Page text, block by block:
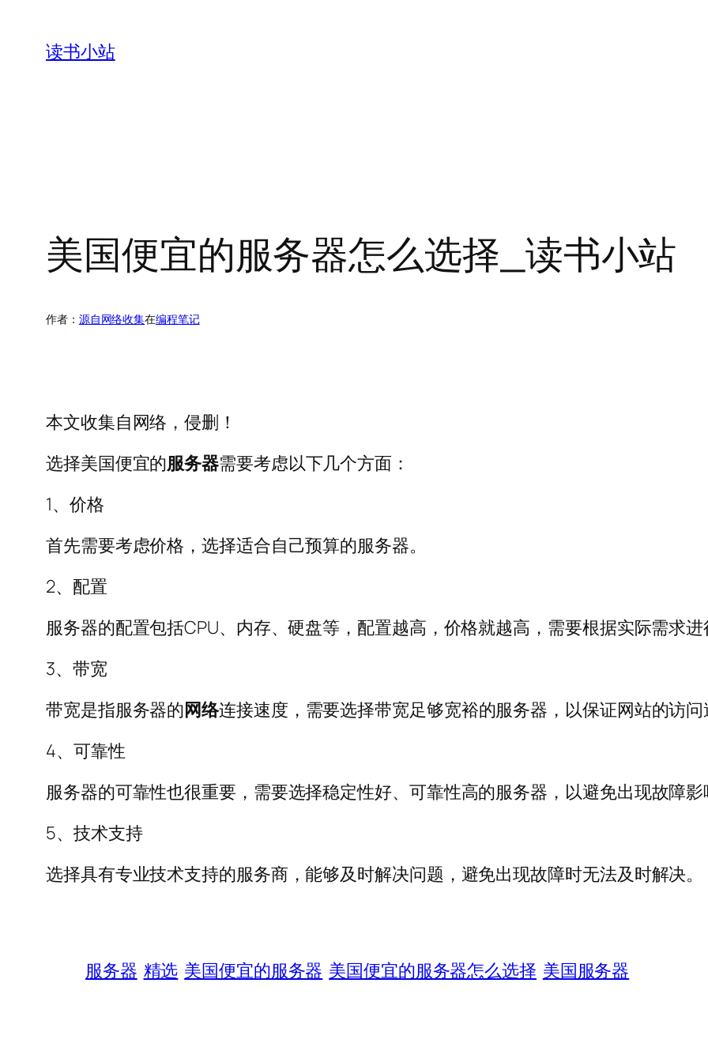
读书小站
美国便宜的服务器怎么选择_读书小站
作者： 源自网络收集在编程笔记
本文收集自网络，侵删！
选择美国便宜的服务器需要考虑以下几个方面：
1、价格
首先需要考虑价格，选择适合自己预算的服务器。
2、配置
服务器的配置包括CPU、内存、硬盘等，配置越高，价格就越高，需要根据实际需求
3、带宽
带宽是指服务器的网络连接速度，需要选择带宽足够宽裕的服务器，以保证网站的访
4、可靠性
服务器的可靠性也很重要，需要选择稳定性好、可靠性高的服务器，以避免出现故障
5、技术支持
选择具有专业技术支持的服务商，能够及时解决问题，避免出现故障时无法及时解决。
服务器 精选 美国便宜的服务器 美国便宜的服务器怎么选择 美国服务器